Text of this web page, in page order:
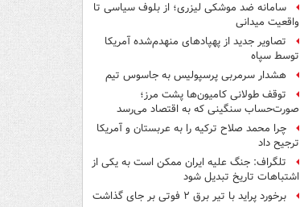
سامانه ضد موشکی لیزری؛ از بلوف سیاسی تا
واقعیت میدانی
تصاویر جدید از پهپادهای منهدم‌شده آمریکا
توسط سپاه
هشدار سرمربی پرسپولیس به جاسوس تیم
توقف طولانی کامیون‌ها پشت مرز؛
صورت‌حساب سنگینی که به اقتصاد می‌رسد
چرا محمد صلاح ترکیه را به عربستان و آمریکا
ترجیح داد
تلگراف: جنگ علیه ایران ممکن است به یکی از
اشتباهات تاریخ تبدیل شود
برخورد پراید با تیر برق ۲ فوتی بر جای گذاشت